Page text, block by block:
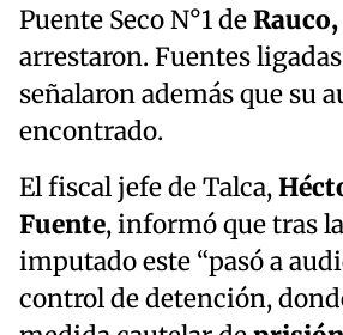
Puente Seco N°1 deRauco,
arrestaron. Fuentes
señalaron además que su
encontrado.
El fiscal jefe de Talca,
Fuente, informó que tras
imputado este “pasó a
control de detención,